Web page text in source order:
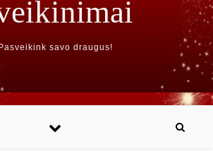
Pasveikink savo draugus!